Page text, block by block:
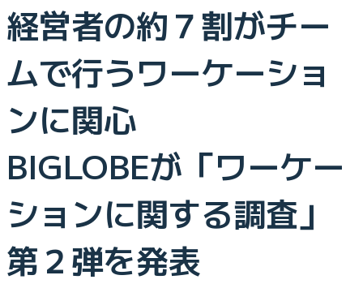
経営者の約７割がチー
ムで行うワーケーショ
ンに関心
BIGLOBEが「ワーケー
ションに関する調査」
第２弾を発表